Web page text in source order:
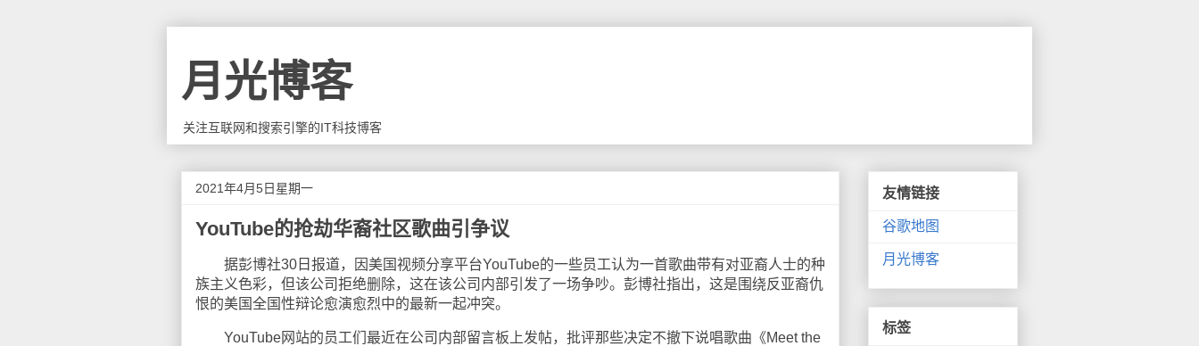
月光博客
关注互联网和搜索引擎的IT科技博客
2021年4月5日星期一
YouTube的抢劫华裔社区歌曲引争议
据彭博社30日报道，因美国视频分享平台YouTube的一些员工认为一首歌曲带有对亚裔人士的种
族主义色彩，但该公司拒绝删除，这在该公司内部引发了一场争吵。彭博社指出，这是围绕反亚裔仇
恨的美国全国性辩论愈演愈烈中的最新一起冲突。
YouTube网站的员工们最近在公司内部留言板上发帖，批评那些决定不撤下说唱歌曲《Meet the
友情链接
谷歌地图
月光博客
标签